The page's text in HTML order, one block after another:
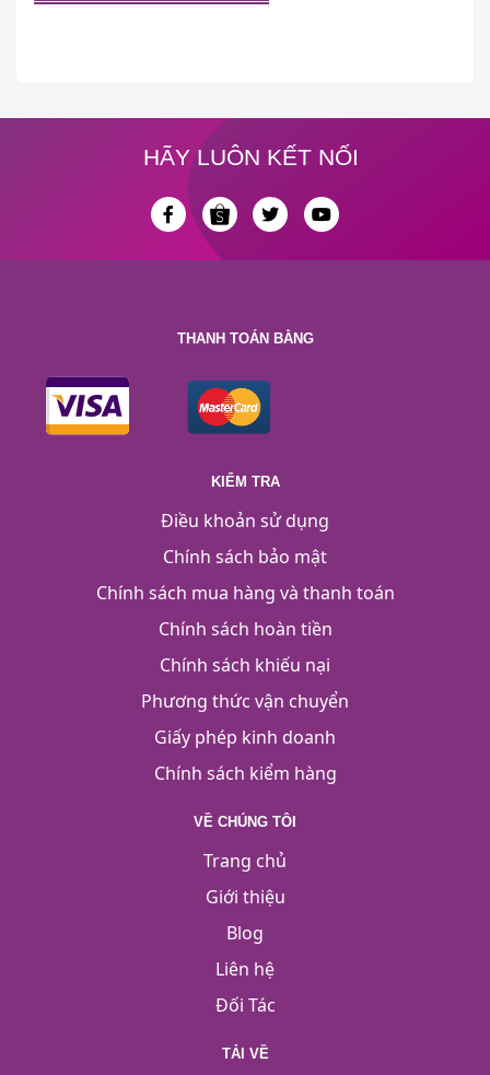
HÃY LUÔN KẾT NỐI
THANH TOÁN BẰNG
KIỂM TRA
Điều khoản sử dụng
Chính sách bảo mật
Chính sách mua hàng và thanh toán
Chính sách hoàn tiền
Chính sách khiếu nại
Phương thức vận chuyển
Giấy phép kinh doanh
Chính sách kiểm hàng
VỀ CHÚNG TÔI
Trang chủ
Giới thiệu
Blog
Liên hệ
Đối Tác
TẢI VỀ